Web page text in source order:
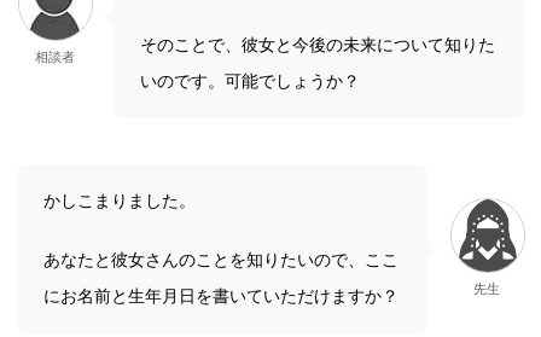
相談者
そのことで、彼女と今後の未来について知りた
いのです。可能でしょうか？
かしこまりました。
あなたと彼女さんのことを知りたいので、ここ
にお名前と生年月日を書いていただけますか？
先生